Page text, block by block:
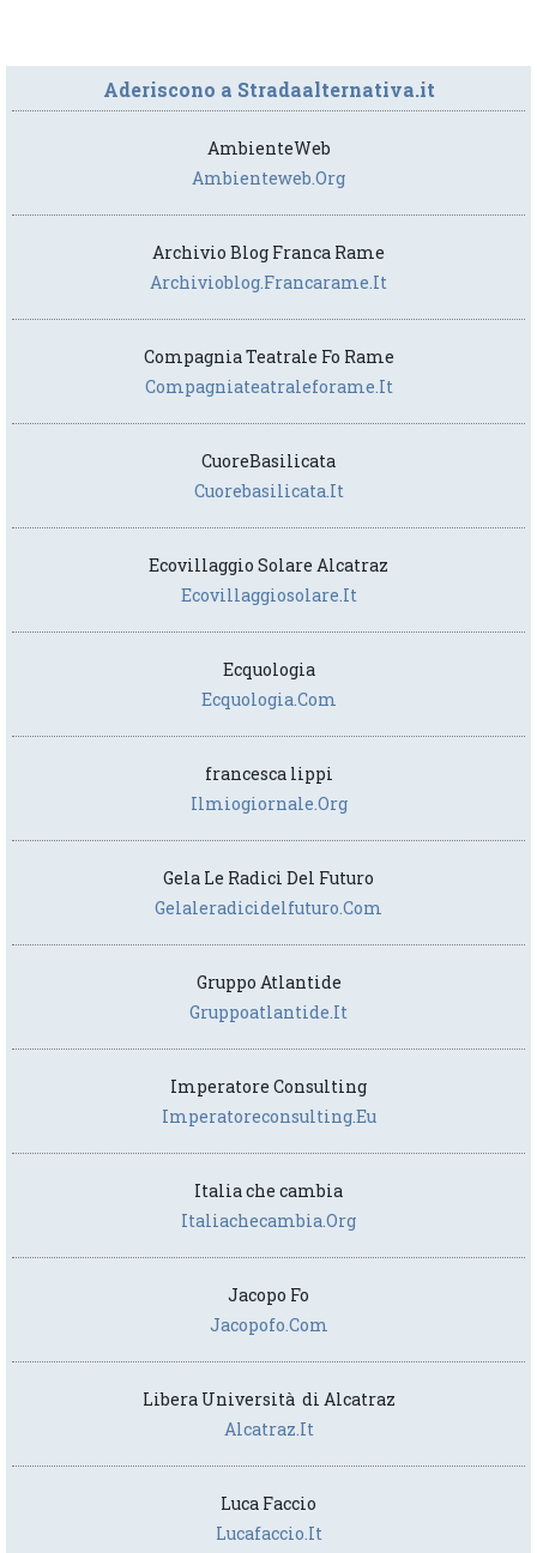
Aderiscono a Stradaalternativa.it
AmbienteWeb
Ambienteweb.org
Archivio Blog Franca Rame
Archivioblog.francarame.it
Compagnia Teatrale Fo Rame
Compagniateatraleforame.it
CuoreBasilicata
Cuorebasilicata.it
Ecovillaggio Solare Alcatraz
Ecovillaggiosolare.it
Ecquologia
Ecquologia.com
francesca lippi
Ilmiogiornale.org
Gela Le Radici Del Futuro
Gelaleradicidelfuturo.com
Gruppo Atlantide
Gruppoatlantide.it
Imperatore Consulting
Imperatoreconsulting.eu
Italia che cambia
Italiachecambia.org
Jacopo Fo
Jacopofo.com
Libera Università di Alcatraz
Alcatraz.it
Luca Faccio
Lucafaccio.it